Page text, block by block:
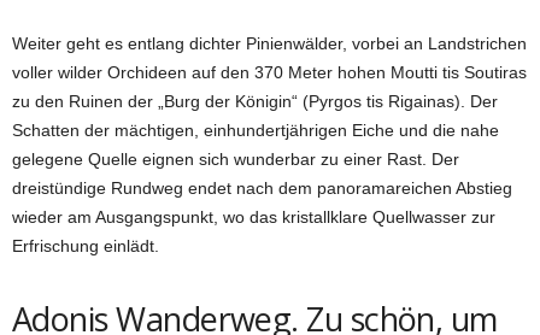
Weiter geht es entlang dichter Pinienwälder, vorbei an Landstrichen
voller wilder Orchideen auf den 370 Meter hohen Moutti tis Soutiras
zu den Ruinen der „Burg der Königin“ (Pyrgos tis Rigainas). Der
Schatten der mächtigen, einhundertjährigen Eiche und die nahe
gelegene Quelle eignen sich wunderbar zu einer Rast. Der
dreistündige Rundweg endet nach dem panoramareichen Abstieg
wieder am Ausgangspunkt, wo das kristallklare Quellwasser zur
Erfrischung einlädt.
Adonis Wanderweg. Zu schön, um